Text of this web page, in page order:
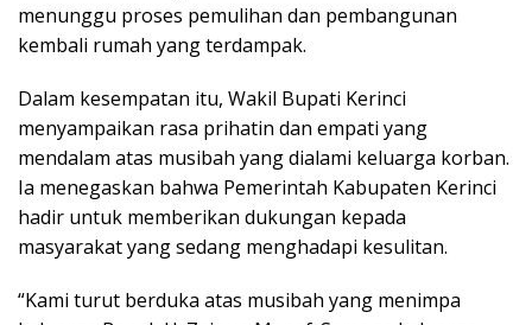
menunggu proses pemulihan dan pembangunan
kembali rumah yang terdampak.
Dalam kesempatan itu, Wakil Bupati Kerinci
menyampaikan rasa prihatin dan empati yang
mendalam atas musibah yang dialami keluarga korban.
Ia menegaskan bahwa Pemerintah Kabupaten Kerinci
hadir untuk memberikan dukungan kepada
masyarakat yang sedang menghadapi kesulitan.
“Kami turut berduka atas musibah yang menimpa